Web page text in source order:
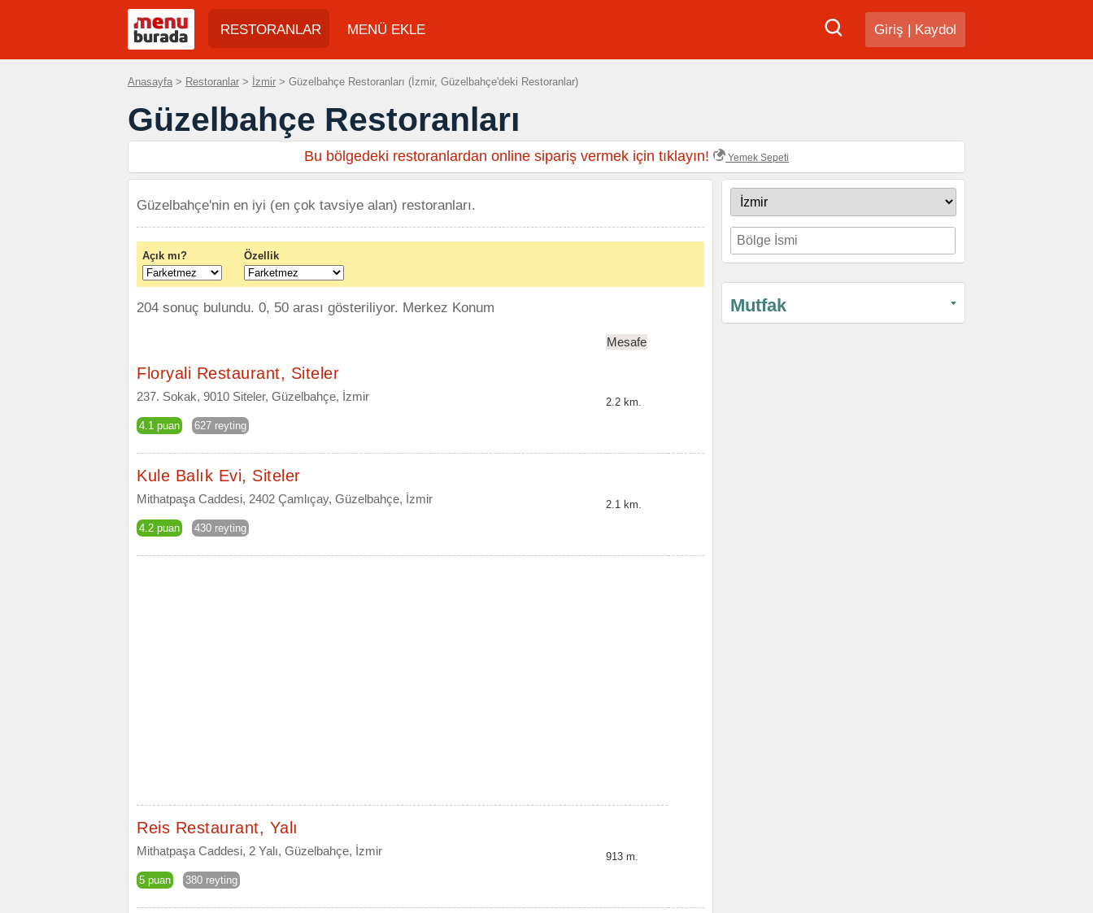
Giriş | Kaydol
RESTORANLAR MENÜ EKLE
Anasayfa > Restoranlar > İzmir > Güzelbahçe Restoranları (İzmir, Güzelbahçe'deki Restoranlar)
Güzelbahçe Restoranları
Bu bölgedeki restoranlardan online sipariş vermek için tıklayın! Yemek Sepeti
Mutfak
Güzelbahçe'nin en iyi (en çok tavsiye alan) restoranları.
Açık mı? Özellik
204 sonuç bulundu. 0, 50 arası gösteriliyor. Merkez Konum
Mesafe
Floryali Restaurant, Siteler
237. Sokak, 9010 Siteler, Güzelbahçe, İzmir
4.1 puan 627 reyting
2.2 km.
Kule Balık Evi, Siteler
Mithatpaşa Caddesi, 2402 Çamlıçay, Güzelbahçe, İzmir
4.2 puan 430 reyting
2.1 km.
Reis Restaurant, Yalı
Mithatpaşa Caddesi, 2 Yalı, Güzelbahçe, İzmir
5 puan 380 reyting
913 m.